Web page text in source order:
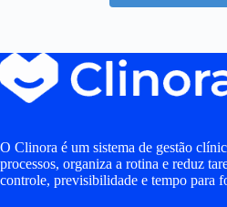
O Clinora é um sistema de gestão
processos, organiza a rotina e reduz
controle, previsibilidade e tempo para